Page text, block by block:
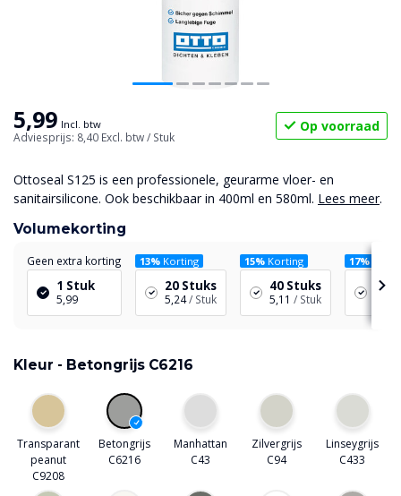
5,99 Incl. btw
Adviesprijs: 8,40 Excl. btw/ Stuk
Op voorraad
Ottoseal S125 is een professionele, geurarme vloer- en
sanitairsilicone. Ook beschikbaar in 400ml en 580ml. Lees meer.
Volumekorting
Geen extra korting
1 Stuk
5,99
13% Korting
20 Stuks
5,24/ Stuk
15% Korting
40 Stuks
5,11 / Stuk
17%
Kleur - Betongrijs C6216
Transparant
peanut
C9208
Betongrijs
C6216
Manhattan
C43
Zilvergrijs
C94
Linseygrijs
C433